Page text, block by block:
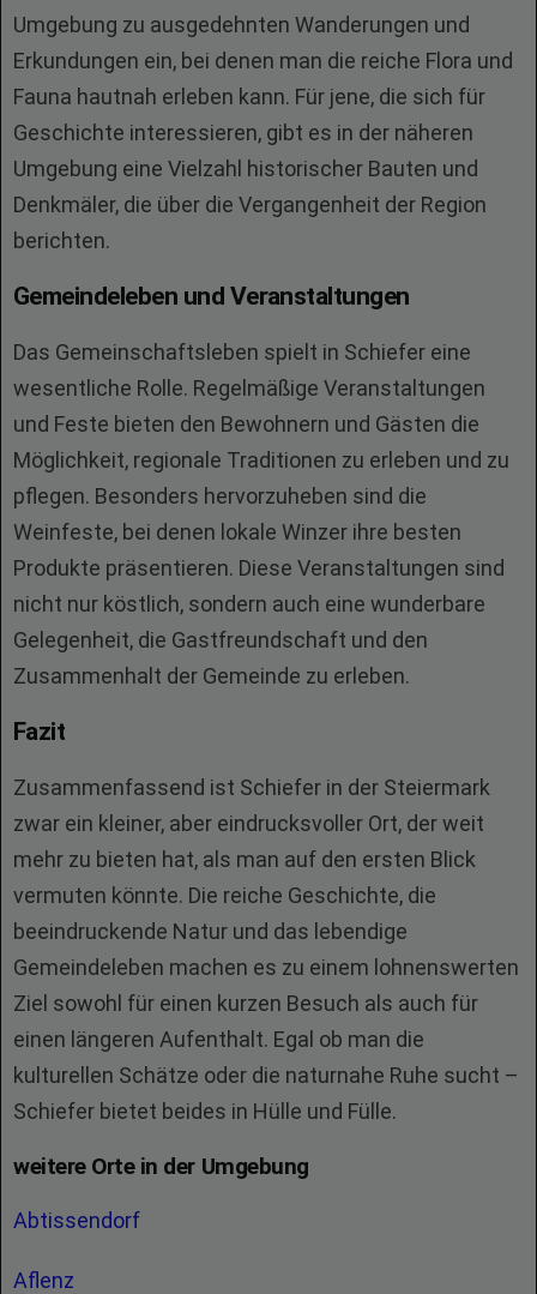
Umgebung zu ausgedehnten Wanderungen und
Erkundungen ein, bei denen man die reiche Flora und
Fauna hautnah erleben kann. Für jene, die sich für
Geschichte interessieren, gibt es in der näheren
Umgebung eine Vielzahl historischer Bauten und
Denkmäler, die über die Vergangenheit der Region
berichten.
Gemeindeleben und Veranstaltungen
Das Gemeinschaftsleben spielt in Schiefer eine
wesentliche Rolle. Regelmäßige Veranstaltungen
und Feste bieten den Bewohnern und Gästen die
Möglichkeit, regionale Traditionen zu erleben und zu
pflegen. Besonders hervorzuheben sind die
Weinfeste, bei denen lokale Winzer ihre besten
Produkte präsentieren. Diese Veranstaltungen sind
nicht nur köstlich, sondern auch eine wunderbare
Gelegenheit, die Gastfreundschaft und den
Zusammenhalt der Gemeinde zu erleben.
Fazit
Zusammenfassend ist Schiefer in der Steiermark
zwar ein kleiner, aber eindrucksvoller Ort, der weit
mehr zu bieten hat, als man auf den ersten Blick
vermuten könnte. Die reiche Geschichte, die
beeindruckende Natur und das lebendige
Gemeindeleben machen es zu einem lohnenswerten
Ziel sowohl für einen kurzen Besuch als auch für
einen längeren Aufenthalt. Egal ob man die
kulturellen Schätze oder die naturnahe Ruhe sucht –
Schiefer bietet beides in Hülle und Fülle.
weitere Orte in der Umgebung
Abtissendorf
Aflenz